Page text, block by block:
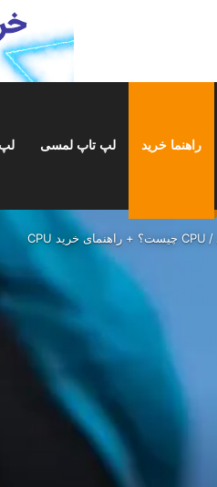
راهنما خرید لپ تاپ لمسی
/ CPU چیست؟ + راهنمای خرید CPU